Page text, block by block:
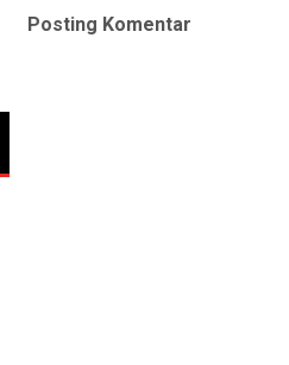
Posting Komentar